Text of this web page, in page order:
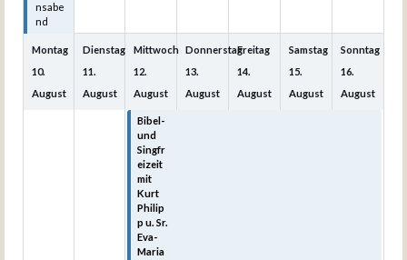
nsabe
nd
Montag
10.
August
Dienstag
11.
August
Mittwoch
12.
August
Bibel-
und
Singfr
eizeit
mit
Kurt
Philip
p u. Sr.
Eva-
Maria
Donnerstag
13.
August
Freitag
14.
August
Samstag
15.
August
Sonntag
16.
August